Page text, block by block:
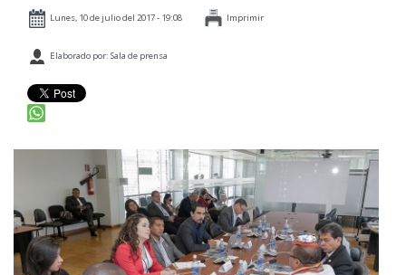
TRANSPARENCIA
PARTICIPACIÓN
RELACIONES INTERNACIONALES
AGENDA
Lunes, 10 de julio del 2017 - 19:08 Imprimir
Elaborado por: Sala de prensa